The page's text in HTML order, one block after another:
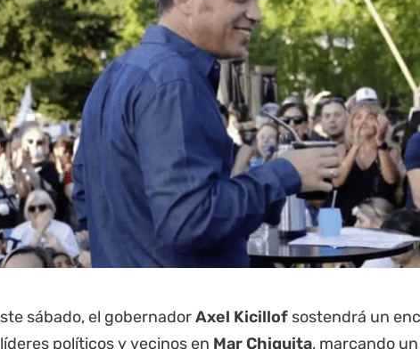
ste sábado, el gobernadorAxel Kicillof sostendrá un
líderes políticos y vecinos en Mar Chiquita, marcando